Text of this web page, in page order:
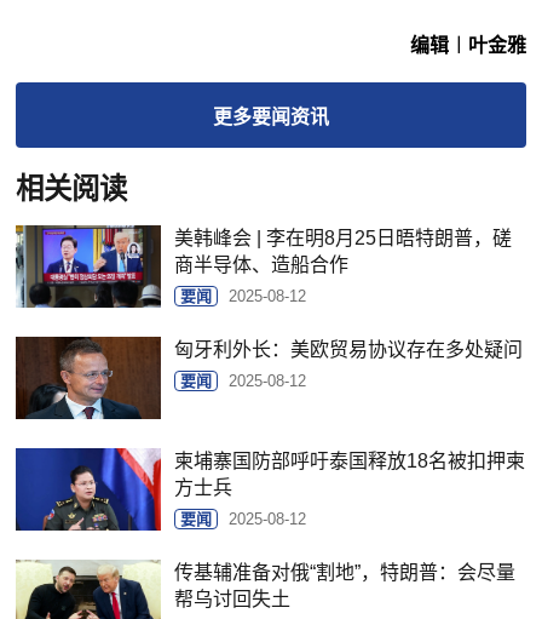
编辑︱叶金雅
更多要闻资讯
相关阅读
美韩峰会 | 李在明8月25日晤特朗普，磋
商半导体、造船合作
要闻 2025-08-12
匈牙利外长：美欧贸易协议存在多处疑问
要闻 2025-08-12
柬埔寨国防部呼吁泰国释放18名被扣押柬
方士兵
要闻 2025-08-12
传基辅准备对俄“割地”，特朗普：会尽量
帮乌讨回失土